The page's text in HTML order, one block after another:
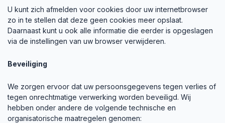
U kunt zich afmelden voor cookies door uw internetbrowser
zo in te stellen dat deze geen cookies meer opslaat.
Daarnaast kunt u ook alle informatie die eerder is opgeslagen
via de instellingen van uw browser verwijderen.
Beveiliging
We zorgen ervoor dat uw persoonsgegevens tegen verlies of
tegen onrechtmatige verwerking worden beveiligd. Wij
hebben onder andere de volgende technische en
organisatorische maatregelen genomen: